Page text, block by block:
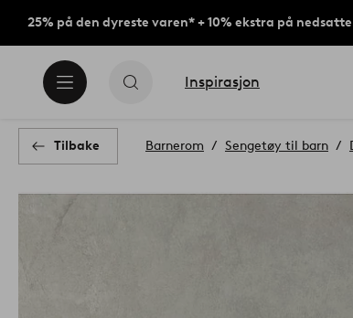
25% på den dyreste varen* + 10% ekstra på
Inspirasjon
Tilbake Barnerom Sengetøy til barn